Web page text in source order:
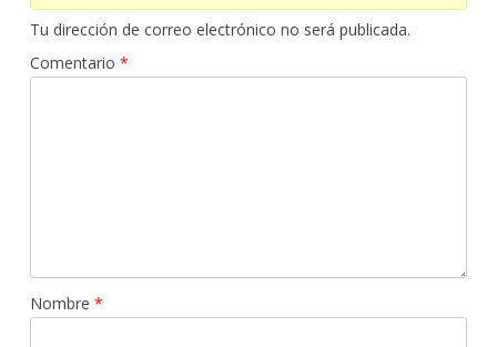
Tu dirección de correo electrónico no será publicada.
Comentario *
Nombre *